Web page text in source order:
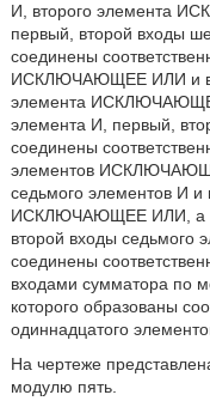
И, второго элемента
первый, второй входы
соединены
ИСКЛЮЧАЮЩЕЕ ИЛИ и
элемента
элемента И, первый,
соединены
элементов
седьмого элементов И
ИСКЛЮЧАЮЩЕЕ ИЛИ, а
второй входы
соединены
входами сумматора по
которого образованы
одиннадцатого
На чертеже
модулю пять.